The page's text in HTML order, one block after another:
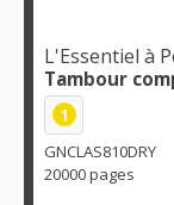
L'Essentiel à
Tambour
1
GNCLAS810DRY
20000 pages